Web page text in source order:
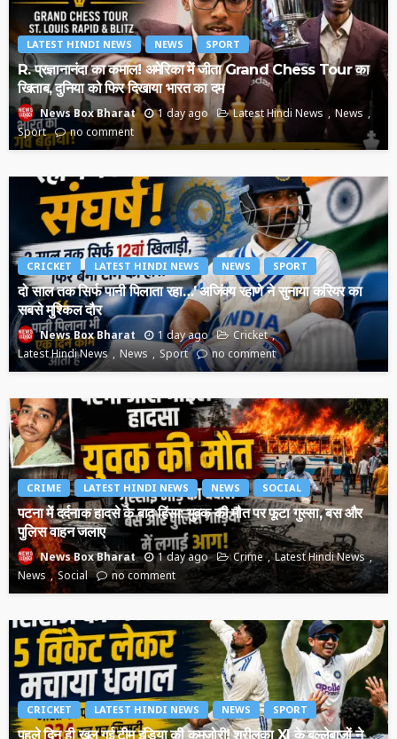
LATEST HINDI NEWS NEWS SPORT
R. प्रज्ञानानंदा का कमाल! अमेरिका में जीता Grand Chess Tour का
खिताब, दुनिया को फिर दिखाया भारत का दम
News Box Bharat 1 day ago Latest Hindi News
News
Sport
no comment
CRICKET LATEST HINDI NEWS NEWS SPORT
दो साल तक सिर्फ पानी पिलाता रहा…’ अजिंक्य रहाणे ने सुनाया करियर का
सबसे मुश्किल दौर
News Box Bharat 1 day ago
Cricket
Latest Hindi News
News Sport no comment
CRIME LATEST HINDI NEWS NEWS SOCIAL
पटना में दर्दनाक हादसे के बाद हिंसा: युवक की मौत पर फूटा गुस्सा, बस और
पुलिस वाहन जलाए
News Box Bharat 1 day ago Crime
Latest Hindi News
News
Social no comment
CRICKET LATEST HINDI NEWS NEWS SPORT
पहले दिन ही खुल गई टीम इंडिया की कमजोरी! श्रीलंका XI के बल्लेबाजों ने